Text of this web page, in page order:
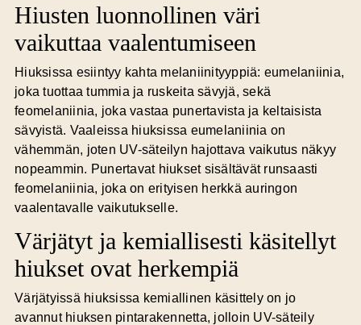
Hiusten luonnollinen väri
vaikuttaa vaalentumiseen
Hiuksissa esiintyy kahta melaniinityyppiä: eumelaniinia,
joka tuottaa tummia ja ruskeita sävyjä, sekä
feomelaniinia, joka vastaa punertavista ja keltaisista
sävyistä. Vaaleissa hiuksissa eumelaniinia on
vähemmän, joten UV-säteilyn hajottava vaikutus näkyy
nopeammin. Punertavat hiukset sisältävät runsaasti
feomelaniinia, joka on erityisen herkkä auringon
vaalentavalle vaikutukselle.
Värjätyt ja kemiallisesti käsitellyt
hiukset ovat herkempiä
Värjätyissä hiuksissa kemiallinen käsittely on jo
avannut hiuksen pintarakennetta, jolloin UV-säteily